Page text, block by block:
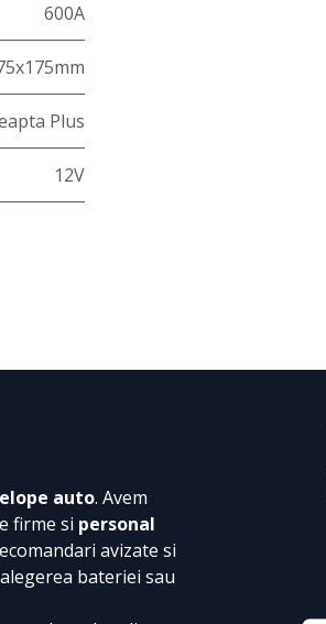
600A
Plus
12V
auto. Avem
firme si personal
avizate si
bateriei sau